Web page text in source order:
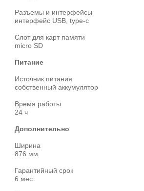
Разъемы и интерфейсы
интерфейс USB, type-c
Слот для карт памяти
micro SD
Питание
Источник питания
собственный аккумулятор
Время работы
24 ч
Дополнительно
Ширина
876 мм
Гарантийный срок
6 мес.